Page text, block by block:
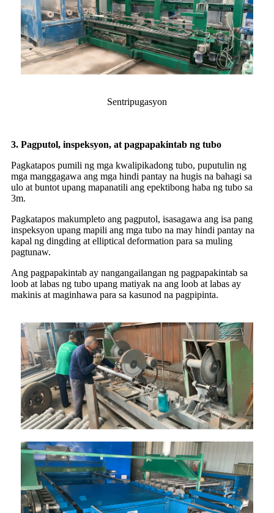
Sentripugasyon
3. Pagputol, inspeksyon, at pagpapakintab ng tubo
Pagkatapos pumili ng mga kwalipikadong tubo, puputulin ng
mga manggagawa ang mga hindi pantay na hugis na bahagi sa
ulo at buntot upang mapanatili ang epektibong haba ng tubo sa
3m.
Pagkatapos makumpleto ang pagputol, isasagawa ang isa pang
inspeksyon upang mapili ang mga tubo na may hindi pantay na
kapal ng dingding at elliptical deformation para sa muling
pagtunaw.
Ang pagpapakintab ay nangangailangan ng pagpapakintab sa
loob at labas ng tubo upang matiyak na ang loob at labas ay
makinis at maginhawa para sa kasunod na pagpipinta.